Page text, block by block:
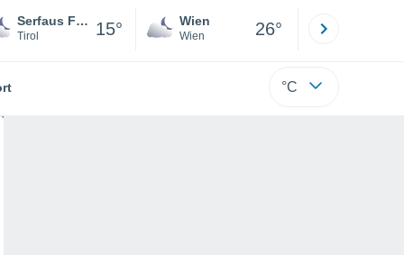
Serfaus Fiss Ladis
Tirol 15° Wien
Wien 26°
°C